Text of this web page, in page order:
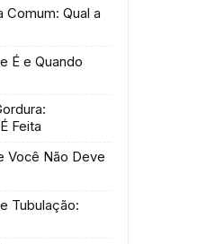
Comum: Qual a
É e Quando
Feita
Você Não Deve
Tubulação: